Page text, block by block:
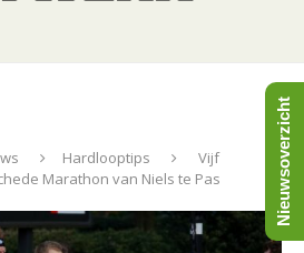
Hardlooptips
Vijf
Marathon van Niels te Pas
Nieuwsoverzicht